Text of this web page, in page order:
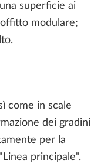
superficie ai
modulare;
come in scale
dei gradini
per la
principale".